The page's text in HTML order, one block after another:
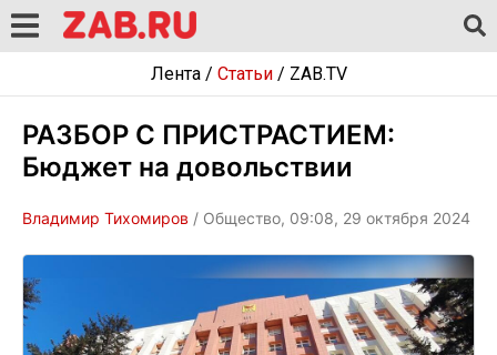
Лента/ Статьи/ ZAB.TV
РАЗБОР С ПРИСТРАСТИЕМ:
Бюджет на довольствии
Владимир Тихомиров / Общество, 09:08, 29 октября 2024